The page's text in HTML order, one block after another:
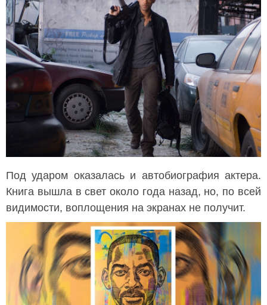
Под ударом оказалась и автобиография актера.
Книга вышла в свет около года назад, но, по всей
видимости, воплощения на экранах не получит.